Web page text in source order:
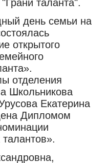
таланта".
день семьи на
открытого
отделения
Школьникова
Екатерина
Дипломом